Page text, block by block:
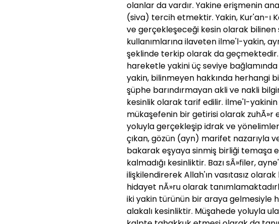
olanlar da vardır. Yakine erişmenin
(siva) tercih etmektir. Yakin, Kur'an-ı
ve gerçekleşeceği kesin olarak bilinen
kullanımlarına ilaveten ilme'l-yakin,
şeklinde terkip olarak da
hareketle yakini üç seviye
yakin, bilinmeyen hakkında herhangi
şüphe barındırmayan akli ve nakli
kesinlik olarak tarif edilir. İlme'l-
mükaşefenin bir getirisi olarak zuhÃ»r
yoluyla gerçekleşip idrak ve
çıkan, gözün (ayn) marifet nazarıyla
bakarak eşyaya sinmiş birliği temaşa
kalmadığı kesinliktir. Bazı sÃ»filer,
ilişkilendirerek Allah'ın vasıtasız
hidayet nÃ»ru olarak
iki yakin türünün bir araya gelmesiyle
alakalı kesinliktir. Müşahede yoluyla